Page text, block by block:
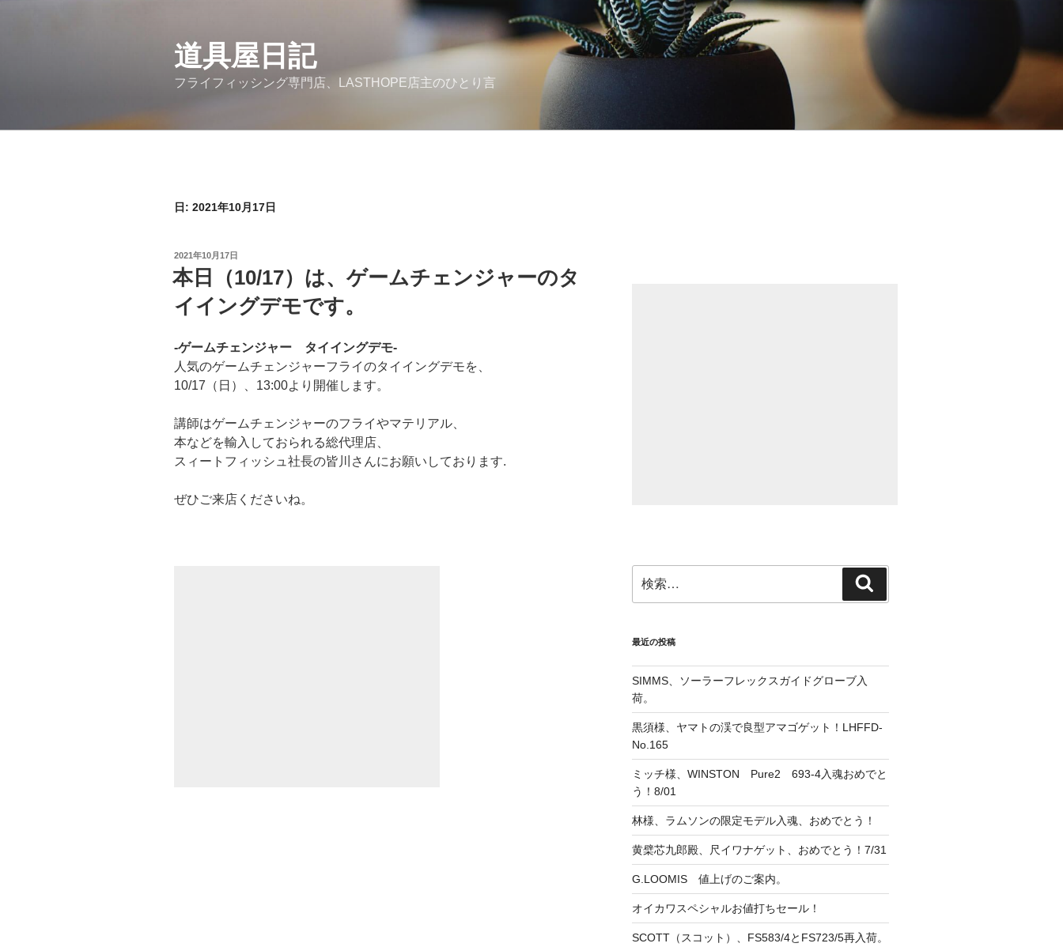
道具屋日記
フライフィッシング専門店、LASTHOPE店主のひとり言
日: 2021年10月17日
投
稿
日:
2021年10月17日
本日（10/17）は、ゲームチェンジャーのタ
イイングデモです。
-ゲームチェンジャー タイイングデモ-
人気のゲームチェンジャーフライのタイイングデモを、
10/17（日）、13:00より開催します。
講師はゲームチェンジャーのフライやマテリアル、
本などを輸入しておられる総代理店、
スィートフィッシュ社長の皆川さんにお願いしております.
ぜひご来店くださいね。
索:
索
最近の投稿
SIMMS、ソーラーフレックスガイドグローブ入
荷。
黒須様、ヤマトの渓で良型アマゴゲット！LHFFD-
No.165
ミッチ様、WINSTON Pure2 693-4入魂おめでと
う！8/01
林様、ラムソンの限定モデル入魂、おめでとう！
黄檗芯九郎殿、尺イワナゲット、おめでとう！7/31
G.LOOMIS 値上げのご案内。
オイカワスペシャルお値打ちセール！
SCOTT（スコット）、FS583/4とFS723/5再入荷。